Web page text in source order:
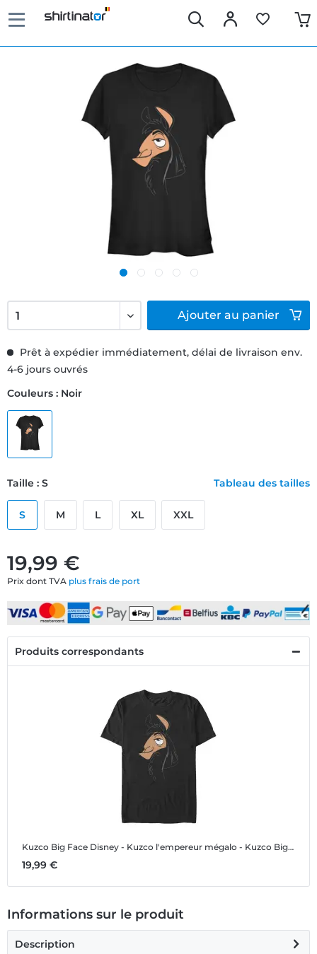
19,99 €
Prix dont TVA plus frais de port
Prêt à expédier immédiatement, délai de livraison env.
4-6 jours ouvrés
Couleurs : Noir
Taille : S Tableau des tailles
S M L XL XXL
Ajouter au panier
Produits correspondants
Kuzco Big Face Disney - Kuzco l'empereur mégalo - Kuzco Big Face - Homme T-shirt
19,99 €
Informations sur le produit
Description